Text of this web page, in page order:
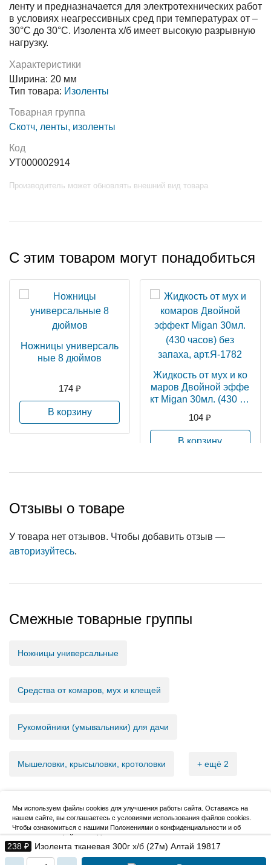
238 ₽ Изолента тканевая 300г х/б (27м) Алтай 19817
ленту и предназначается для электротехнических работ
в условиях неагрессивных сред при температурах от –
30°C до 30°C. Изолента х/б имеет высокую разрывную
нагрузку.
Характеристики
Ширина: 20 мм
Тип товара: Изоленты
Товарная группа
Скотч, ленты, изоленты
Код
УТ000002914
Производитель может обновлять внешний вид товара
С этим товаром могут понадобиться
Ножницы универсаль
ные 8 дюймов
174 ₽
В корзину
Жидкость от мух и ко
маров Двойной эффе
кт Migan 30мл. (430 ча
-1782
104 ₽
В корзину
Отзывы о товаре
У товара нет отзывов. Чтобы добавить отзыв —
авторизуйтесь.
Смежные товарные группы
Ножницы универсальные
Средства от комаров, мух и клещей
Рукомойники (умывальники) для дачи
Мышеловки, крысыловки, кротоловки + ещё 2
2007–2026, НовМетиз
Мы используем файлы cookies для улучшения работы сайта. Оставаясь на
нашем сайте, вы соглашаетесь с условиями использования файлов cookies.
Чтобы ознакомиться с нашими Положениями о конфиденциальности и об
использовании файлов cookie,нажмите здесь.